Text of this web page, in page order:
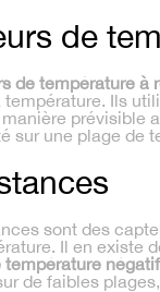
de
de température à
Ils
prévisible
sur une plage de
sont des
Il en existe
de faibles